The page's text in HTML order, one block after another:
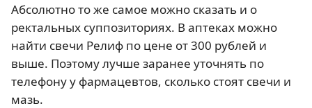
Абсолютно то же самое можно сказать и о
ректальных суппозиториях. В аптеках можно
найти свечи Релиф по цене от 300 рублей и
выше. Поэтому лучше заранее уточнять по
телефону у фармацевтов, сколько стоят свечи и
мазь.